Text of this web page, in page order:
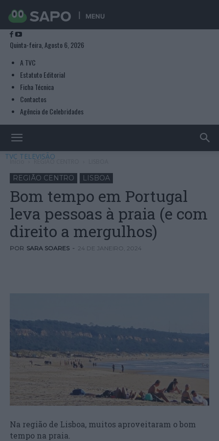
MENU
Quinta-feira, Agosto 6, 2026
A TVC
Estatuto Editorial
Ficha Técnica
Contactos
Agência de Celebridades
TVC TELEVISÃO
Início REGIÃO CENTRO
REGIÃO CENTRO LISBOA
Bom tempo em Portugal
leva pessoas à praia (e com
direito a mergulhos)
POR SARA SOARES - 24 DE JANEIRO, 2024
Na região de Lisboa, muitos aproveitaram o bom
tempo na praia.